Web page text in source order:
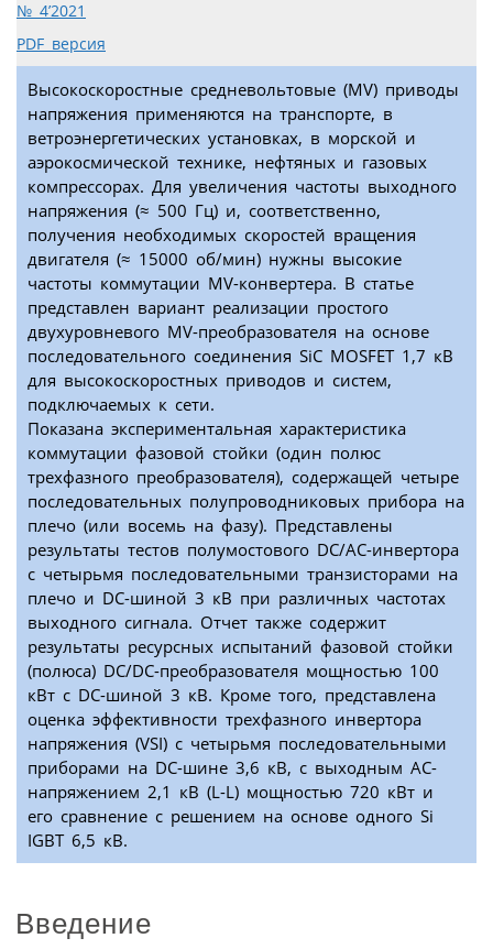
№ 4’2021
PDF версия
Высокоскоростные средневольтовые (MV) приводы
напряжения применяются на транспорте, в
ветроэнергетических установках, в морской и
аэрокосмической технике, нефтяных и газовых
компрессорах. Для увеличения частоты выходного
напряжения (≈ 500 Гц) и, соответственно,
получения необходимых скоростей вращения
двигателя (≈ 15000 об/мин) нужны высокие
частоты коммутации MV-конвертера. В статье
представлен вариант реализации простого
двухуровневого MV-преобразователя на основе
последовательного соединения SiC MOSFET 1,7 кВ
для высокоскоростных приводов и систем,
подключаемых к сети.
Показана экспериментальная характеристика
коммутации фазовой стойки (один полюс
трехфазного преобразователя), содержащей четыре
последовательных полупроводниковых прибора на
плечо (или восемь на фазу). Представлены
результаты тестов полумостового DC/AC-инвертора
с четырьмя последовательными транзисторами на
плечо и DC-шиной 3 кВ при различных частотах
выходного сигнала. Отчет также содержит
результаты ресурсных испытаний фазовой стойки
(полюса) DC/DC-преобразователя мощностью 100
кВт с DC-шиной 3 кВ. Кроме того, представлена
оценка эффективности трехфазного инвертора
напряжения (VSI) с четырьмя последовательными
приборами на DC-шине 3,6 кВ, с выходным АС-
напряжением 2,1 кВ (L-L) мощностью 720 кВт и
его сравнение с решением на основе одного Si
IGBT 6,5 кВ.
Введение